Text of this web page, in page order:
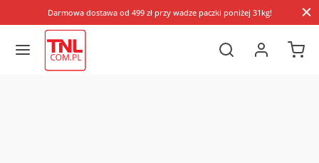
Darmowa dostawa od 499 zł przy wadze paczki poniżej 31kg!